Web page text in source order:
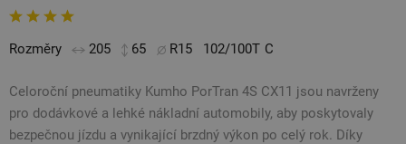
Rozměry 205 65 R15 102/100T C
Celoroční pneumatiky Kumho PorTran 4S CX11 jsou navrženy
pro dodávkové a lehké nákladní automobily, aby poskytovaly
bezpečnou jízdu a vynikající brzdný výkon po celý rok. Díky